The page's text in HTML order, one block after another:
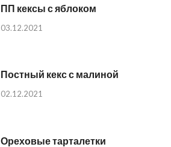
ПП кексы с яблоком
03.12.2021
Постный кекс с малиной
02.12.2021
Ореховые тарталетки